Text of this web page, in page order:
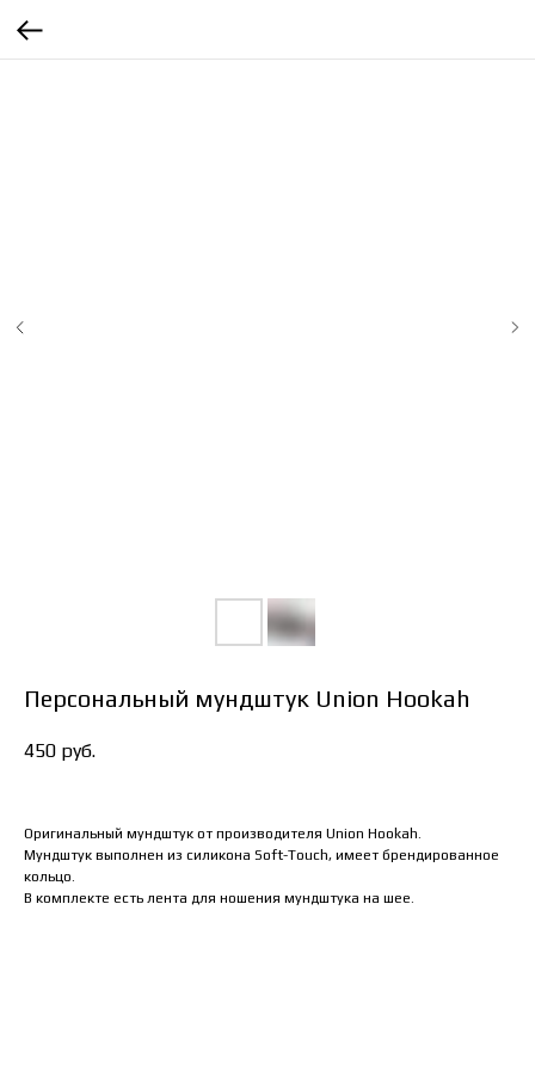
Персональный мундштук Union Hookah
450 руб.
Оригинальный мундштук от производителя Union Hookah.
Мундштук выполнен из силикона Soft-Touch, имеет брендированное
кольцо.
В комплекте есть лента для ношения мундштука на шее.